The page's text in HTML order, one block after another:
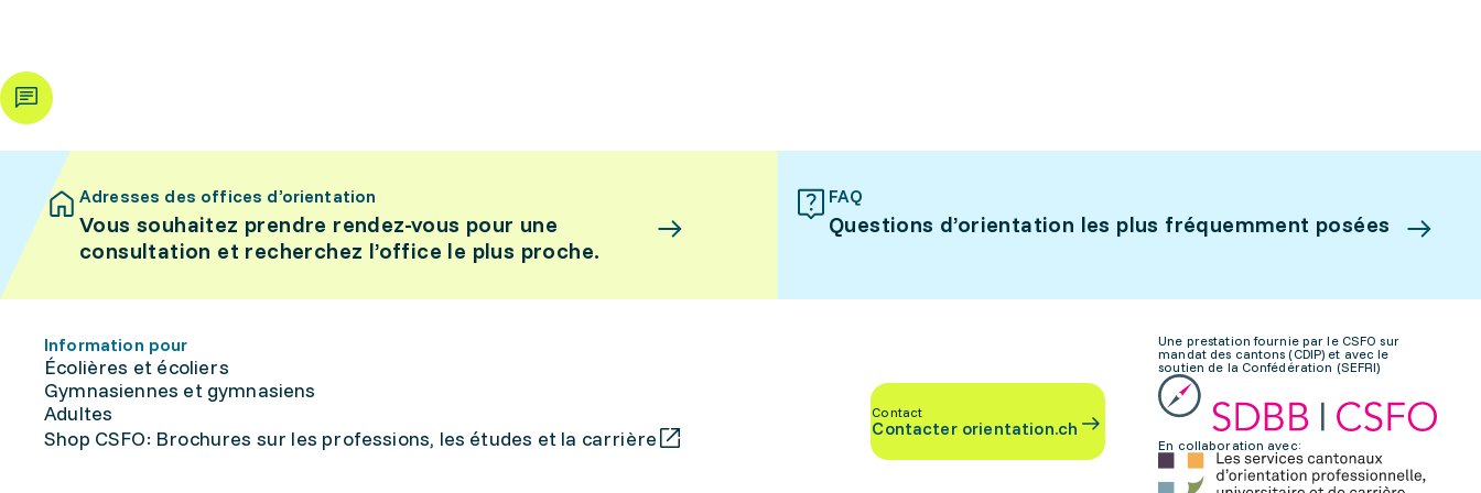
Adresses des offices d’orientation
Vous souhaitez prendre rendez-vous pour une
consultation et recherchez l’office le plus proche.
FAQ
Questions d’orientation les plus fréquemment posées
Information pour
Écolières et écoliers
Gymnasiennes et gymnasiens
Adultes
Shop CSFO: Brochures sur les professions, les études et la carrière
Contact
Contacter orientation.ch
Une prestation fournie par le CSFO sur
mandat des cantons (CDIP) et avec le
soutien de la Confédération (SEFRI)
En collaboration avec: